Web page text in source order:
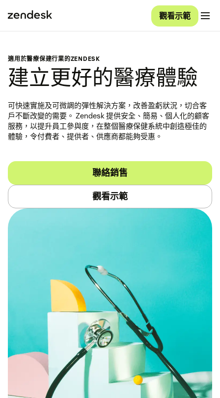
觀看示範
適用於醫療保建行業的ZENDESK
建立更好的醫療體驗
可快速實施及可微調的彈性解決方案，改善盈虧狀況，切合客
戶不斷改變的需要。 Zendesk 提供安全、簡易、個人化的顧客
服務，以提升員工參與度，在整個醫療保健系統中創造極佳的
體驗，令付費者、提供者、供應商都能夠受惠。
聯絡銷售
觀看示範